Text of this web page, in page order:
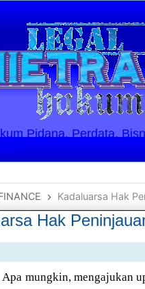
Pidana, Perdata,
Kadaluarsa Hak
Hak
Apa mungkin, mengajukan